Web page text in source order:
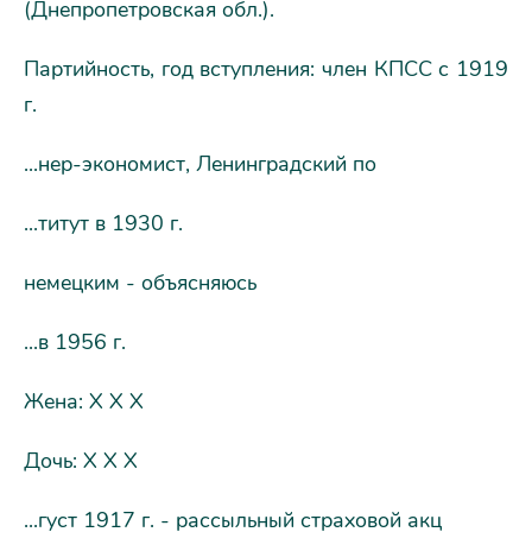
(Днепропетровская обл.).
Партийность, год вступления: член КПСС с 1919
г.
...нер-экономист, Ленинградский по
...титут в 1930 г.
немецким - объясняюсь
...в 1956 г.
Жена: Х Х Х
Дочь: Х Х Х
...густ 1917 г. - рассыльный страховой акц